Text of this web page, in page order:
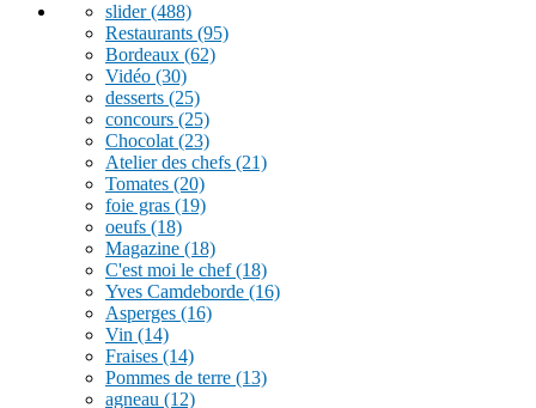
slider(488)
Restaurants (95)
Bordeaux (62)
Vidéo (30)
desserts (25)
concours (25)
Chocolat (23)
Atelier des chefs (21)
Tomates (20)
foie gras (19)
oeufs (18)
Magazine (18)
C'est moi le chef(18)
Yves Camdeborde (16)
Asperges (16)
Vin (14)
Fraises (14)
Pommes de terre (13)
agneau (12)